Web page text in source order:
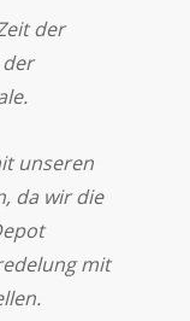
der
unseren
da wir die
mit